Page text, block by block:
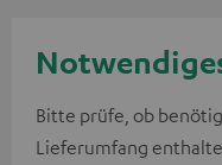
Bitte prüfe, ob
Lieferumfang